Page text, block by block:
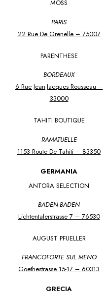
MOSS
PARIS
22 Rue De Grenelle – 75007
PARENTHESE
BORDEAUX
6 Rue Jean-Jacques Rousseau –
33000
TAHITI BOUTIQUE
RAMATUELLE
1153 Route De Tahiti – 83350
GERMANIA
ANTORA SELECTION
BADEN-BADEN
Lichtentalerstrasse 7 – 76530
AUGUST PFUELLER
FRANCOFORTE SUL MENO
Goethestrasse 15-17 – 60313
GRECIA